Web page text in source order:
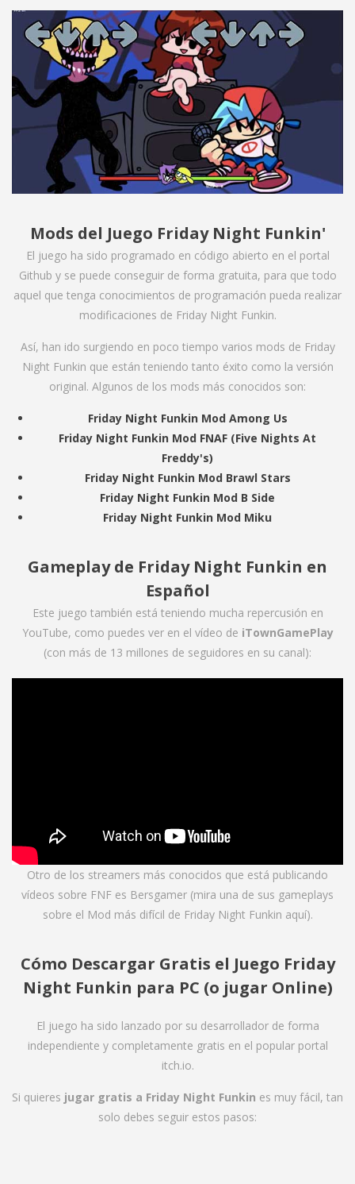
Mods del Juego Friday Night Funkin'
El juego ha sido programado en código abierto en el portal
Github y se puede conseguir de forma gratuita, para que todo
aquel que tenga conocimientos de programación pueda realizar
modificaciones de Friday Night Funkin.
Así, han ido surgiendo en poco tiempo varios mods de Friday
Night Funkin que están teniendo tanto éxito como la versión
original. Algunos de los mods más conocidos son:
Friday Night Funkin Mod Among Us
Friday Night Funkin Mod FNAF (Five Nights At
Freddy's)
Friday Night Funkin Mod Brawl Stars
Friday Night Funkin Mod B Side
Friday Night Funkin Mod Miku
Gameplay de Friday Night Funkin en
Español
Este juego también está teniendo mucha repercusión en
YouTube, como puedes ver en el vídeo de iTownGamePlay
(con más de 13 millones de seguidores en su canal):
Otro de los streamers más conocidos que está publicando
vídeos sobre FNF es Bersgamer (mira una de sus gameplays
sobre el Mod más difícil de Friday Night Funkin aquí).
Cómo Descargar Gratis el Juego Friday
Night Funkin para PC (o jugar Online)
El juego ha sido lanzado por su desarrollador de forma
independiente y completamente gratis en el popular portal
itch.io.
Si quieres jugar gratis a Friday Night Funkin es muy fácil, tan
solo debes seguir estos pasos: